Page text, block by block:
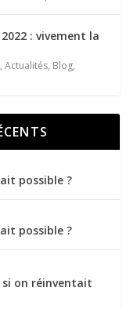
: vivement la
,Actualités, Blog,
possible ?
possible ?
si on réinventait